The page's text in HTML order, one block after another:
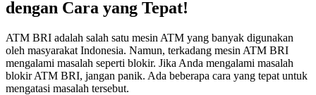
dengan Cara yang Tepat!
ATM BRI adalah salah satu mesin ATM yang banyak digunakan
oleh masyarakat Indonesia. Namun, terkadang mesin ATM BRI
mengalami masalah seperti blokir. Jika Anda mengalami masalah
blokir ATM BRI, jangan panik. Ada beberapa cara yang tepat untuk
mengatasi masalah tersebut.